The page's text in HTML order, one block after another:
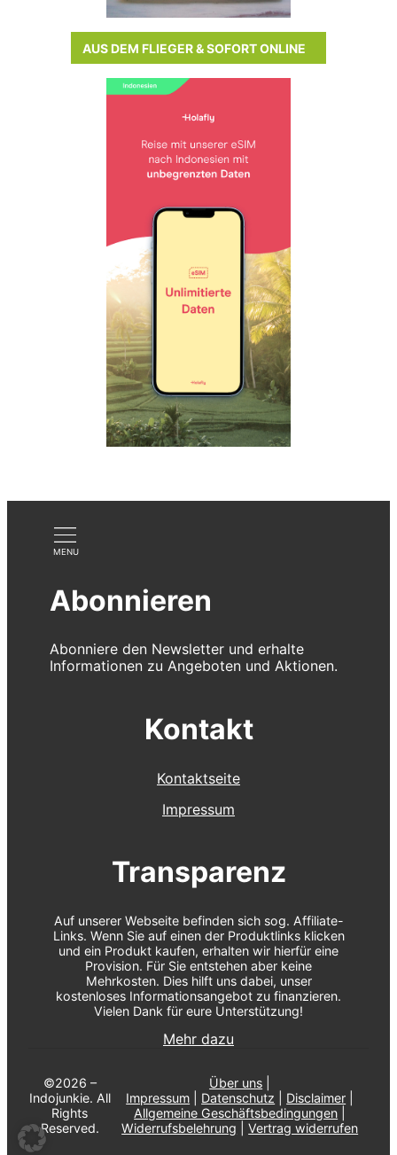
AUS DEM FLIEGER & SOFORT ONLINE
Abonnieren
Abonniere den Newsletter und erhalte
Informationen zu Angeboten und Aktionen.
Kontakt
Kontaktseite
Impressum
Transparenz
Auf unserer Webseite befinden sich sog. Affiliate-
Links. Wenn Sie auf einen der Produktlinks klicken
und ein Produkt kaufen, erhalten wir hierfür eine
Provision. Für Sie entstehen aber keine
Mehrkosten. Dies hilft uns dabei, unser
kostenloses Informationsangebot zu finanzieren.
Vielen Dank für eure Unterstützung!
Mehr dazu
©2026 –
Indojunkie. All
Rights
Reserved.
Über uns
Impressum
Datenschutz Disclaimer
Allgemeine Geschäftsbedingungen
Widerrufsbelehrung |Vertrag widerrufen